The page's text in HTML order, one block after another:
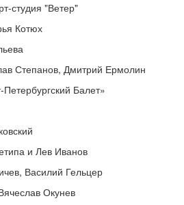
студия "Ветер"
Котюх
Степанов, Дмитрий Ермолин
Балет»
и Лев Иванов
Василий Гельцер
Окунев